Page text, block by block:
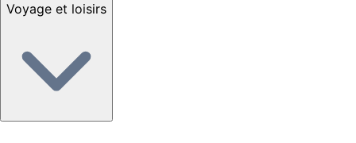
Voyage et loisirs